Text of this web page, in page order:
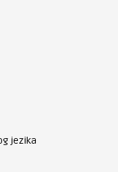
jezika